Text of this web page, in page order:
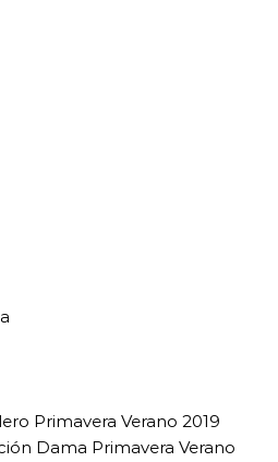
Primavera Verano 2019
Dama Primavera Verano